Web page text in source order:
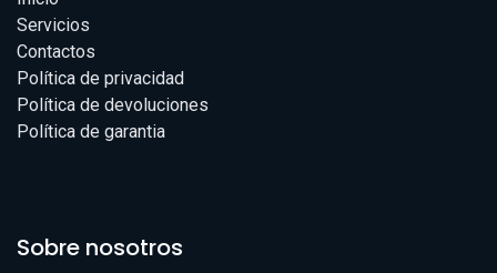
Servicios
Contactos
Política de privacidad
Política de devoluciones
Política de garantia
Sobre nosotros